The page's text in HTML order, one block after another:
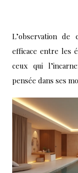
L’observation
efficace entre les
ceux qui
pensée dans ses